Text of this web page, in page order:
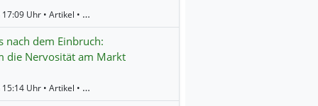
Gestern 17:09 Uhr • Artikel • BörsenNEWS.de
nach dem Einbruch:
die Nervosität am Markt
Gestern 15:14 Uhr • Artikel • BörsenNEWS.de